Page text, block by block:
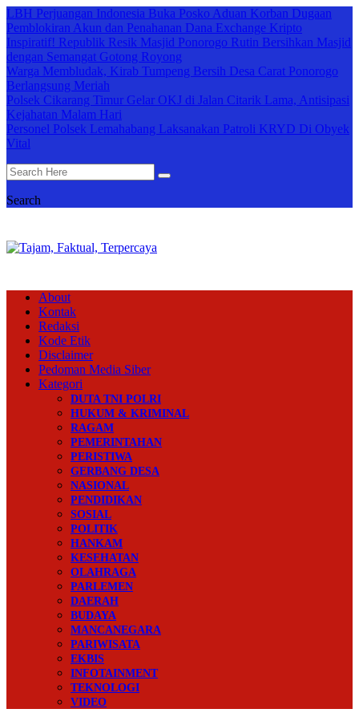
LBH Perjuangan Indonesia Buka Posko Aduan Korban Dugaan
Pemblokiran Akun dan Penahanan Dana Exchange Kripto
Inspiratif! Republik Resik Masjid Ponorogo Rutin Bersihkan Masjid
dengan Semangat Gotong Royong
Warga Membludak, Kirab Tumpeng Bersih Desa Carat Ponorogo
Berlangsung Meriah
Polsek Cikarang Timur Gelar OKJ di Jalan Citarik Lama, Antisipasi
Kejahatan Malam Hari
Personel Polsek Lemahabang Laksanakan Patroli KRYD Di Obyek
Vital
Search
About
Kontak
Redaksi
Kode Etik
Disclaimer
Pedoman Media Siber
Kategori
DUTA TNI POLRI
HUKUM & KRIMINAL
RAGAM
PEMERINTAHAN
PERISTIWA
GERBANG DESA
NASIONAL
PENDIDIKAN
SOSIAL
POLITIK
HANKAM
KESEHATAN
OLAHRAGA
PARLEMEN
DAERAH
BUDAYA
MANCANEGARA
PARIWISATA
EKBIS
INFOTAINMENT
TEKNOLOGI
VIDEO